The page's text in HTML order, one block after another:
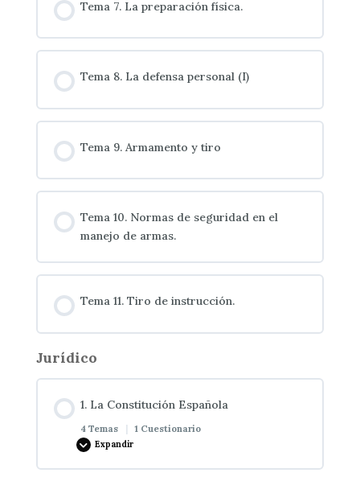
Tema 7. La preparación física.
Tema 8. La defensa personal (I)
Tema 9. Armamento y tiro
Tema 10. Normas de seguridad en el
manejo de armas.
Tema 11. Tiro de instrucción.
Jurídico
1. La Constitución Española
4 Temas | 1 Cuestionario
Expandir